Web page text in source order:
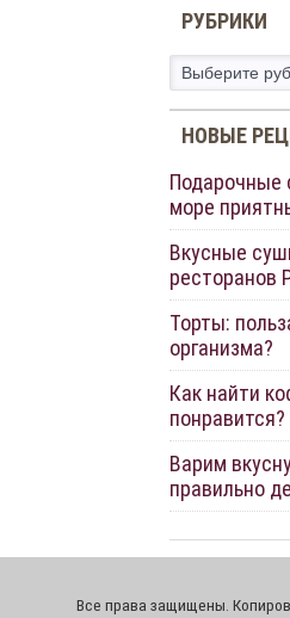
РУБРИКИ
Рубрики
НОВЫЕ
Подарочные
море
Вкусные
ресторанов
Торты:
организма?
Как найти
понравится?
Варим
правильно
Все права защищены.